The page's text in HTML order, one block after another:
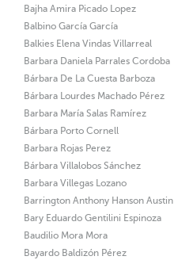
Bajha Amira Picado Lopez
Balbino García García
Balkies Elena Vindas Villarreal
Barbara Daniela Parrales Cordoba
Bárbara De La Cuesta Barboza
Bárbara Lourdes Machado Pérez
Barbara María Salas Ramírez
Bárbara Porto Cornell
Barbara Rojas Perez
Bárbara Villalobos Sánchez
Barbara Villegas Lozano
Barrington Anthony Hanson Austin
Bary Eduardo Gentilini Espinoza
Baudilio Mora Mora
Bayardo Baldizón Pérez